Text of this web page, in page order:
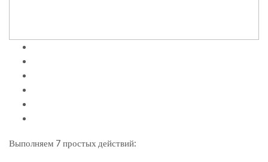
Выполняем 7 простых действий: